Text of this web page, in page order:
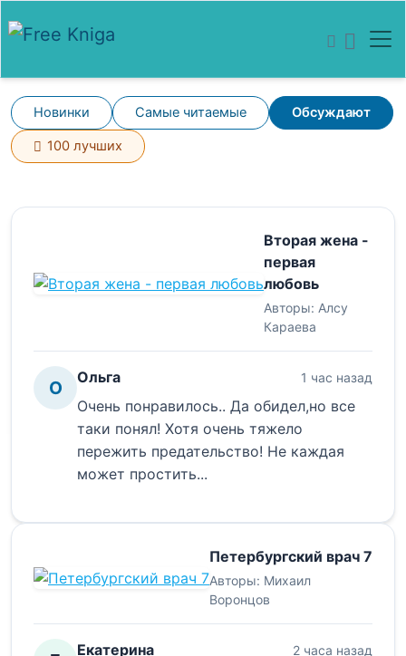
Новинки Самые читаемые Обсуждают
100 лучших
Вторая жена -
первая
любовь
Авторы: Алсу
Караева
О Ольга 1 час назад
Очень понравилось.. Да обидел,но все
таки понял! Хотя очень тяжело
пережить предательство! Не каждая
может простить...
Петербургский врач 7
Авторы: Михаил
Воронцов
Екатерина 2 часа назад